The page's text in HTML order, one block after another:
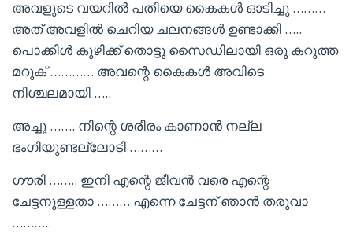
അവളുടെ വയറിൽ പതിയെ കൈകൾ ഓടിച്ചു ………
അത് അവളിൽ ചെറിയ ചലനങ്ങൾ ഉണ്ടാക്കി …..
പൊക്കിൾ കുഴിക്ക് തൊട്ടു സൈഡിലായി ഒരു കറുത്ത
മറുക് ………… അവന്റെ കൈകൾ അവിടെ
നിശ്ചലമായി …..
അച്ചൂ ……. നിന്റെ ശരീരം കാണാൻ നല്ല
ഭംഗിയുണ്ടല്ലോടി ………
ഗൗരി …….. ഇനി എന്റെ ജീവൻ വരെ എന്റെ
ചേട്ടനുള്ളതാ ……… എന്നെ ചേട്ടന് ഞാൻ തരുവാ
………..